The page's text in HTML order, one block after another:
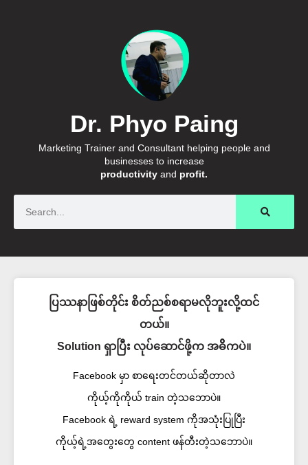
Dr. Phyo Paing
Marketing Trainer and Consultant helping people and
businesses to increase
productivity and profit.
ပြဿနာဖြစ်တိုင်း စိတ်ညစ်စရာမလိုဘူးလို့ထင်
တယ်။
Solution ရှာပြီး လုပ်ဆောင်ဖို့က အဓိိကပဲ။
Facebook မှာ စာရေးတင်တယ်ဆိုတာလဲ
ကိုယ့်ကိုကိုယ် train တဲ့သဘောပဲ။
Facebook ရဲ့ reward system ကိုအသုံးပြုပြီး
ကိုယ့်ရဲ့အတွေးတွေ content ဖန်တီးတဲ့သဘောပဲ။